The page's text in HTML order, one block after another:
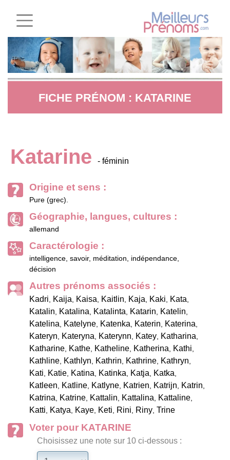
FICHE PRÉNOM : KATARINE
Katarine - féminin
Origine et sens :
Pure (grec).
Géographie, langues, cultures :
allemand
Caractérologie :
intelligence, savoir, méditation, indépendance,
décision
Autres prénoms associés :
Kadri, Kaija, Kaisa, Kaitlin, Kaja, Kaki, Kata,
Katalin, Katalina, Katalinta, Katarin, Katelin,
Katelina, Katelyne, Katenka, Katerin, Katerina,
Kateryn, Kateryna, Katerynn, Katey, Katharina,
Katharine, Kathe, Katheline, Katherina, Kathi,
Kathline, Kathlyn, Kathrin, Kathrine, Kathryn,
Kati, Katie, Katina, Katinka, Katja, Katka,
Katleen, Katline, Katlyne, Katrien, Katrijn, Katrin,
Katrina, Katrine, Kattalin, Kattalina, Kattaline,
Katti, Katya, Kaye, Keti, Rini, Riny, Trine
Voter pour KATARINE
Choisissez une note sur 10 ci-dessous :